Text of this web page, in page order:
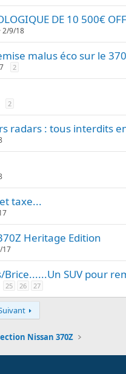
DE 10 500€
2/9/18
malus éco sur le
2
2
radars : tous interdits
taxe...
Heritage Edition
17
Brice......Un SUV pour
25 26 27
Nissan 370Z